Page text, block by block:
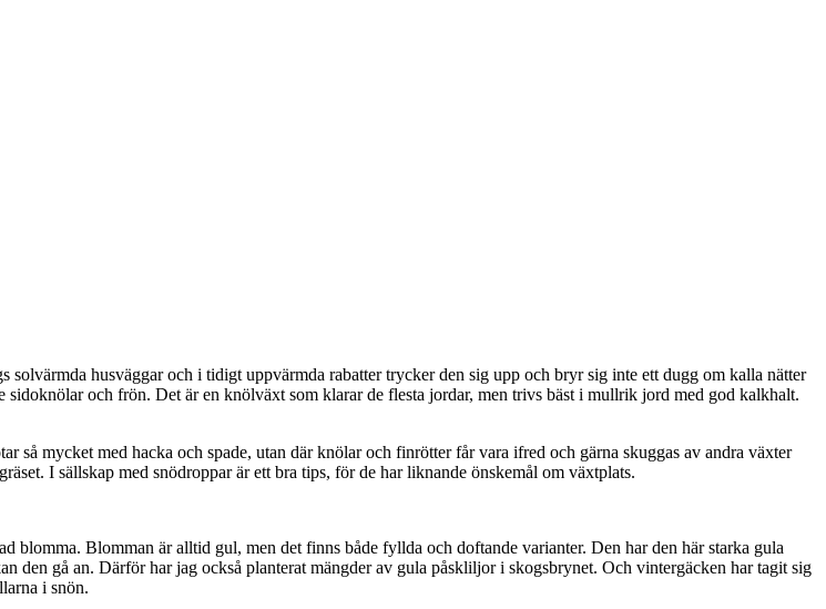
husväggar och i tidigt uppvärmda rabatter trycker den sig upp och bryr sig inte ett dugg om kalla nätter
och frön. Det är en knölväxt som klarar de flesta jordar, men trivs bäst i mullrik jord med god kalkhalt.
så mycket med hacka och spade, utan där knölar och finrötter får vara ifred och gärna skuggas av andra växter
I sällskap med snödroppar är ett bra tips, för de har liknande önskemål om växtplats.
blomma. Blomman är alltid gul, men det finns både fyllda och doftande varianter. Den har den här starka gula
den gå an. Därför har jag också planterat mängder av gula påskliljor i skogsbrynet. Och vintergäcken har tagit sig
i snön.